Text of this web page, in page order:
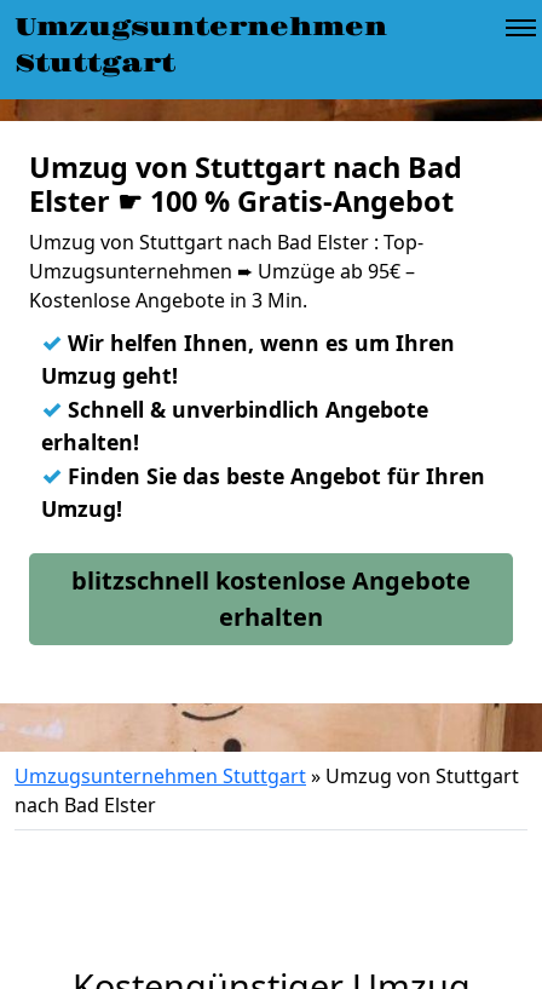
Umzugsunternehmen
Stuttgart
Umzug von Stuttgart nach Bad
Elster ☛ 100 % Gratis-Angebot
Umzug von Stuttgart nach Bad Elster : Top-
Umzugsunternehmen ➨ Umzüge ab 95€ –
Kostenlose Angebote in 3 Min.
✓ Wir helfen Ihnen, wenn es um Ihren
Umzug geht!
✓ Schnell & unverbindlich Angebote
erhalten!
✓ Finden Sie das beste Angebot für Ihren
Umzug!
blitzschnell kostenlose Angebote
erhalten
Umzugsunternehmen Stuttgart» Umzug von Stuttgart
nach Bad Elster